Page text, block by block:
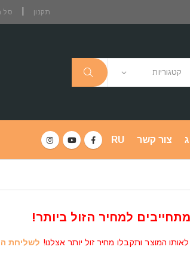
תקנון סל
קטגוריות
צור קשר RU
למחיר הזול ביותר!
המוצר ותקבלו מחיר זול יותר אצלנו! לשליחת